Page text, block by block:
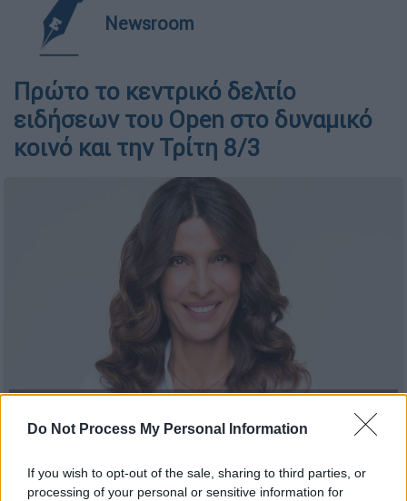
Do Not Process My Personal Information
If you wish to opt-out of the sale, sharing to third parties, or
processing of your personal or sensitive information for
Newsroom
Πρώτο το κεντρικό δελτίο
ειδήσεων του Open στο δυναμικό
κοινό και την Τρίτη 8/3
Πόπη Τσαπανίδου
Προσθέστε το ΕΘΝΟΣ στη Google